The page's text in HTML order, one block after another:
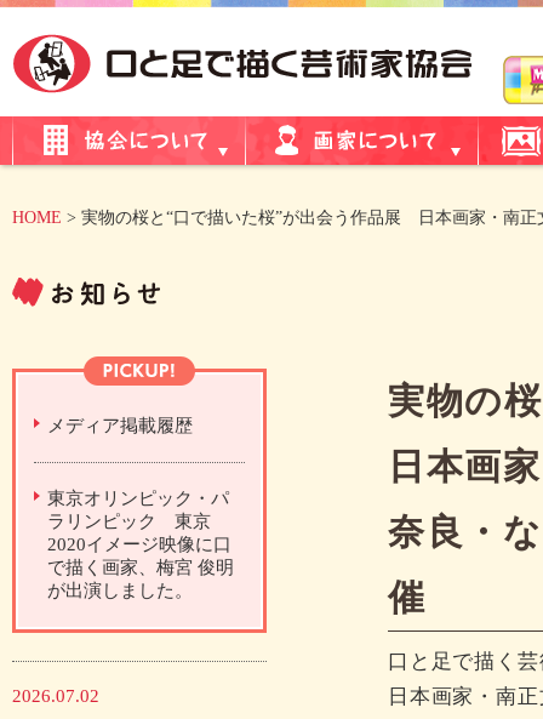
HOME > 実物の桜と“口で描いた桜”が出会う作品展 日本画家・南
メディア掲載履歴
東京オリンピック・パ
ラリンピック 東京
2020イメージ映像に口
で描く画家、梅宮 俊明
が出演しました。
2026.07.02
実物の
日本画
奈良・
催
口と足で描く
日本画家・南